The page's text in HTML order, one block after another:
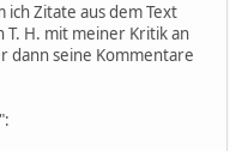
Zitate aus dem Text
T. H. mit meiner Kritik an
dann seine Kommentare